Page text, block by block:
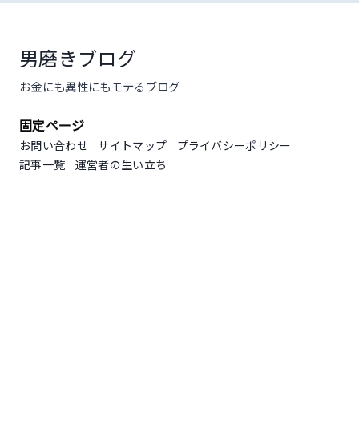
男磨きブログ
お金にも異性にもモテるブログ
固定ページ
お問い合わせ サイトマップ
プライバシーポリシー
記事一覧
運営者の生い立ち